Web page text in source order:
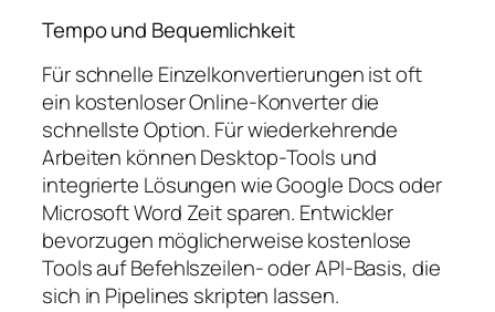
Tempo und Bequemlichkeit
Für schnelle Einzelkonvertierungen ist oft
ein kostenloser Online-Konverter die
schnellste Option. Für wiederkehrende
Arbeiten können Desktop-Tools und
integrierte Lösungen wie Google Docs oder
Microsoft Word Zeit sparen. Entwickler
bevorzugen möglicherweise kostenlose
Tools auf Befehlszeilen- oder API-Basis, die
sich in Pipelines skripten lassen.